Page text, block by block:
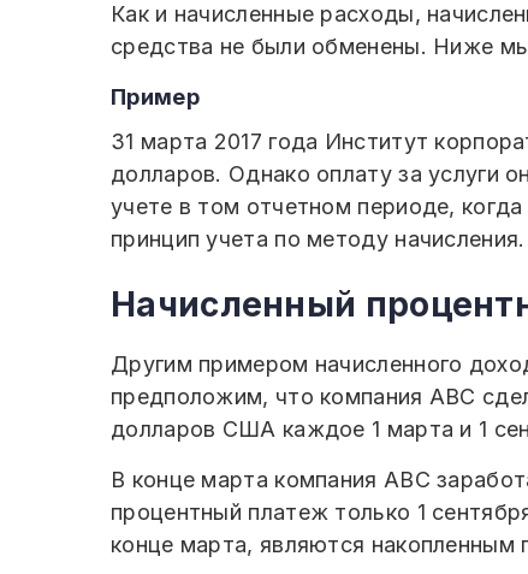
Как и начисленные расходы,
средства не были обменены. Ниже
Пример
31 марта 2017 года Институт
долларов. Однако оплату за услуги
учете в том отчетном периоде,
принцип учета по методу начисления.
Начисленный
Другим примером начисленного
предположим, что компания ABC
долларов США каждое 1 марта и 1
В конце марта компания ABC
процентный платеж только 1
конце марта, являются